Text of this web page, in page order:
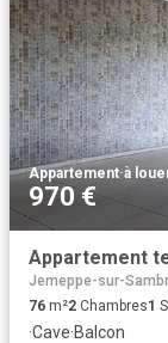
Appartement·à
970 €
Jemeppe-sur-
76 m²2 Chambres1
·Cave·Balcon